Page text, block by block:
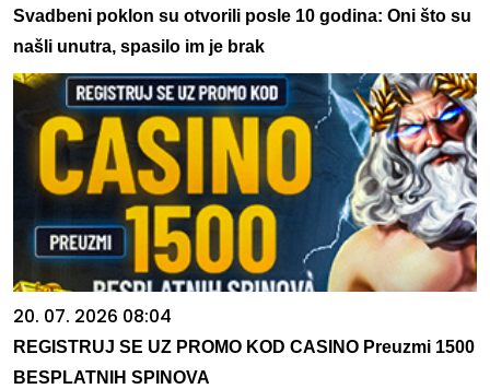
Svadbeni poklon su otvorili posle 10 godina: Oni što su
našli unutra, spasilo im je brak
20. 07. 2026 08:04
REGISTRUJ SE UZ PROMO KOD CASINO Preuzmi 1500
BESPLATNIH SPINOVA